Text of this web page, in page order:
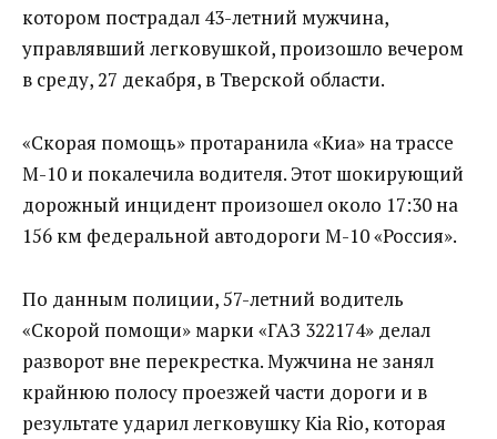
котором пострадал 43-летний мужчина,
управлявший легковушкой, произошло вечером
в среду, 27 декабря, в Тверской области.
«Скорая помощь» протаранила «Киа» на трассе
М-10 и покалечила водителя. Этот шокирующий
дорожный инцидент произошел около 17:30 на
156 км федеральной автодороги М-10 «Россия».
По данным полиции, 57-летний водитель
«Скорой помощи» марки «ГАЗ 322174» делал
разворот вне перекрестка. Мужчина не занял
крайнюю полосу проезжей части дороги и в
результате ударил легковушку Kia Rio, которая